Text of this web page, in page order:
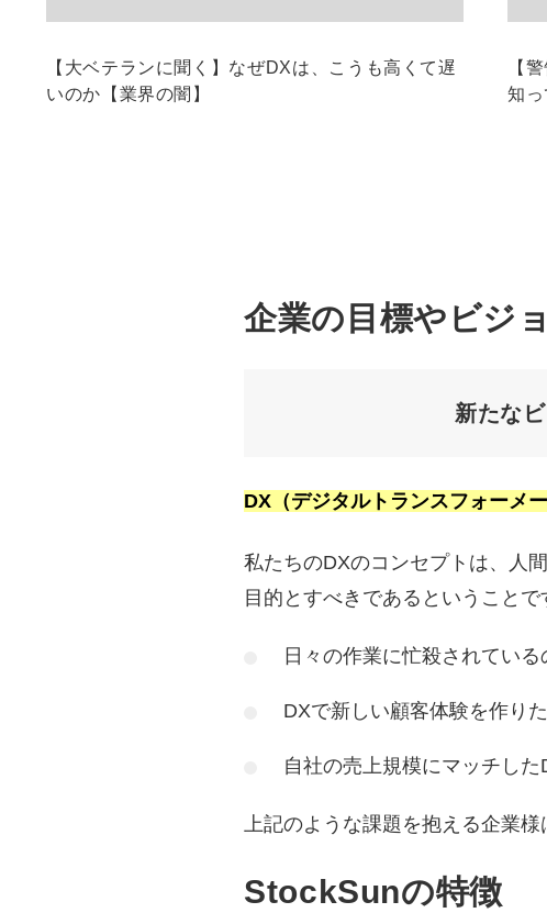
【大ベテランに聞く】なぜDXは、こうも高くて遅
いのか【業界の闇】
【
知
企業の目標やビジ
新たな
DX（デジタルトランスフォーメ
私たちのDXのコンセプトは、人
目的とすべきであるということで
日々の作業に忙殺されてい
DXで新しい顧客体験を作り
自社の売上規模にマッチし
上記のような課題を抱える企業様
StockSunの特徴